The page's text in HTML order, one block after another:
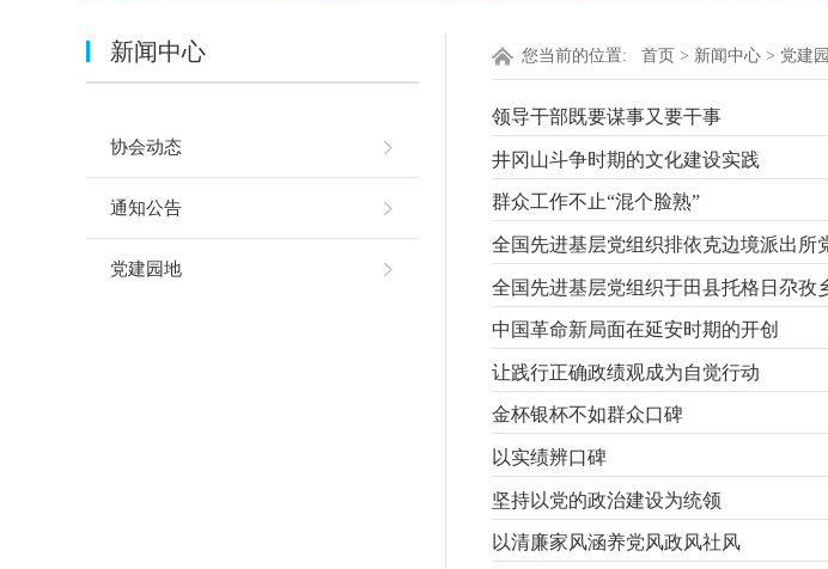
新闻中心
协会动态
通知公告
党建园地
您当前的位置: 首页 > 新闻中心> 党建
领导干部既要谋事又要干事
井冈山斗争时期的文化建设实践
群众工作不止“混个脸熟”
全国先进基层党组织排依克边境派出所
全国先进基层党组织于田县托格日尕孜
中国革命新局面在延安时期的开创
让践行正确政绩观成为自觉行动
金杯银杯不如群众口碑
以实绩辨口碑
坚持以党的政治建设为统领
以清廉家风涵养党风政风社风